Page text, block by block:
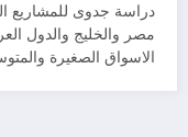
دراسة جدوى للمشاريع
مصر والخليج والدول
الاسواق الصغيرة